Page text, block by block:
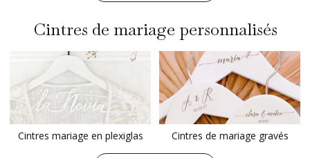
Cintres de mariage personnalisés
Cintres mariage en plexiglas Cintres de mariage gravés